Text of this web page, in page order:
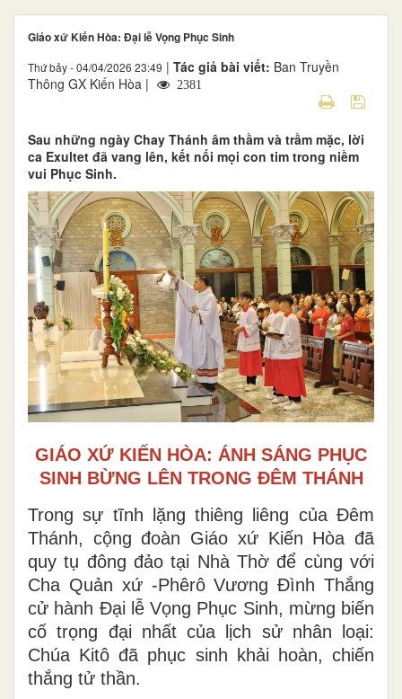
Giáo xứ Kiến Hòa: Đại lễ Vọng Phục Sinh
Thứ bảy - 04/04/2026 23:49 | Tác giả bài viết: Ban Truyền
Thông GX Kiến Hòa |
2381
Sau những ngày Chay Thánh âm thầm và trầm mặc, lời
ca Exultet đã vang lên, kết nối mọi con tim trong niềm
vui Phục Sinh.
GIÁO XỨ KIẾN HÒA: ÁNH SÁNG PHỤC
SINH BỪNG LÊN TRONG ĐÊM THÁNH
Trong sự tĩnh lặng thiêng liêng của Đêm
Thánh, cộng đoàn Giáo xứ Kiến Hòa đã
quy tụ đông đảo tại Nhà Thờ để cùng với
Cha Quản xứ -Phêrô Vương Đình Thắng
cử hành Đại lễ Vọng Phục Sinh, mừng biến
cố trọng đại nhất của lịch sử nhân loại:
Chúa Kitô đã phục sinh khải hoàn, chiến
thắng tử thần.